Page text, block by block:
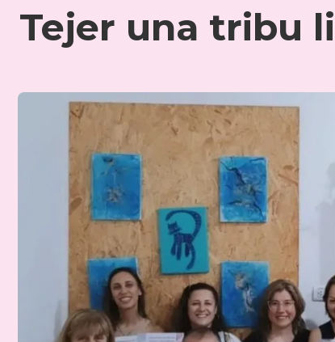
Tejer una tribu